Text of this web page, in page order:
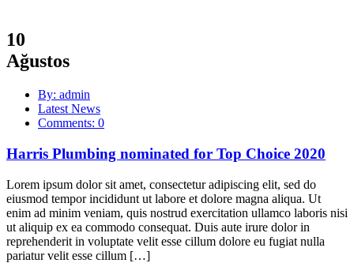
10
Ağustos
By: admin
Latest News
Comments: 0
Harris Plumbing nominated for Top Choice 2020
Lorem ipsum dolor sit amet, consectetur adipiscing elit, sed do
eiusmod tempor incididunt ut labore et dolore magna aliqua. Ut
enim ad minim veniam, quis nostrud exercitation ullamco laboris nisi
ut aliquip ex ea commodo consequat. Duis aute irure dolor in
reprehenderit in voluptate velit esse cillum dolore eu fugiat nulla
pariatur velit esse cillum […]